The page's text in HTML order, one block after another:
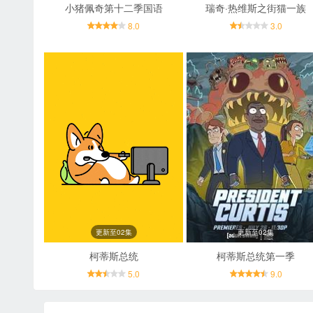
小猪佩奇第十二季国语
8.0
瑞奇·热维斯之街猫一族
3.0
更新至02集
柯蒂斯总统
5.0
更新至02集
柯蒂斯总统第一季
9.0